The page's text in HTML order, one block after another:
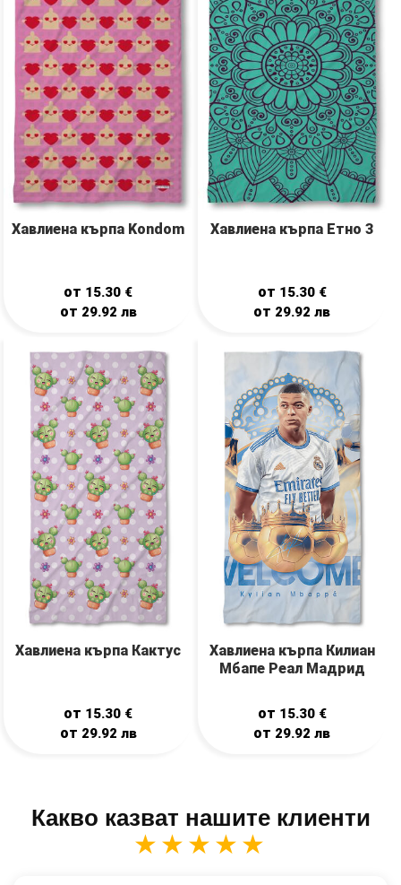
Хавлиена кърпа Kondom
от 15.30 €
от 29.92 лв
Хавлиенa кърпa Етно 3
от 15.30 €
от 29.92лв
Хавлиена кърпа Кактус
от 15.30 €
от 29.92 лв
Хавлиена кърпа Килиан
Мбапе Реал Мадрид
от 15.30 €
от 29.92лв
Какво казват нашите клиенти
★★★★★